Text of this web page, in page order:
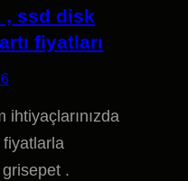
, ssd disk
fiyatları
ihtiyaçlarınızda
.